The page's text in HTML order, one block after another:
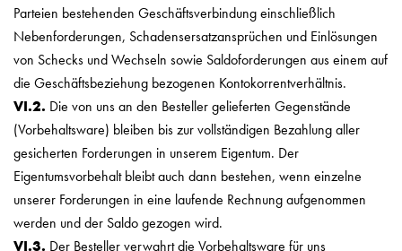
Parteien bestehenden Geschäftsverbindung einschließlich
Nebenforderungen, Schadensersatzansprüchen und Einlösungen
von Schecks und Wechseln sowie Saldoforderungen aus einem auf
die Geschäftsbeziehung bezogenen Kontokorrentverhältnis.
VI.2. Die von uns an den Besteller gelieferten Gegenstände
(Vorbehaltsware) bleiben bis zur vollständigen Bezahlung aller
gesicherten Forderungen in unserem Eigentum. Der
Eigentumsvorbehalt bleibt auch dann bestehen, wenn einzelne
unserer Forderungen in eine laufende Rechnung aufgenommen
werden und der Saldo gezogen wird.
VI.3. Der Besteller verwahrt die Vorbehaltsware für uns